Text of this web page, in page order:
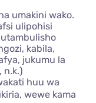
umakini wako.
ulipohisi
kabila,
jukumu la
n.k.)
huu wa
wewe kama